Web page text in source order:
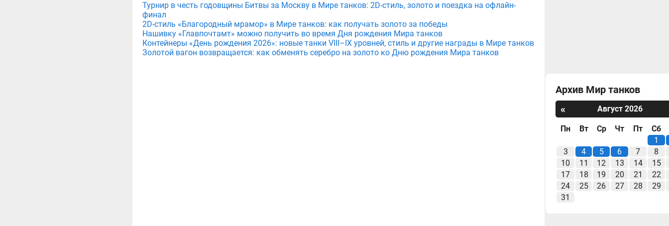
Турнир в честь годовщины Битвы за Москву в Мире танков: 2D-стиль, золото и поездка на офлайн-
финал
2D-стиль «Благородный мрамор» в Мире танков: как получать золото за победы
Нашивку «Главпочтамт» можно получить во время Дня рождения Мира танков
Контейнеры «День рождения 2026»: новые танки VIII–IX уровней, стиль и другие награды в Мире танков
Золотой вагон возвращается: как обменять серебро на золото ко Дню рождения Мира танков
Архив Мир танков
«
Август 2026
Пн Вт Ср Чт Пт
Сб
1
3
4 5 6 7
8
10
11 12 13 14
15
17
18 19 20 21
22
24
25 26 27 28
29
31